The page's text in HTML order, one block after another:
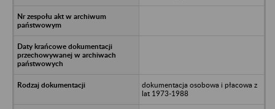
dokumentacja osobowa i płacowa z
lat 1973-1988